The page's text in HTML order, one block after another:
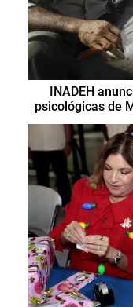
INADEH
psicológicas de